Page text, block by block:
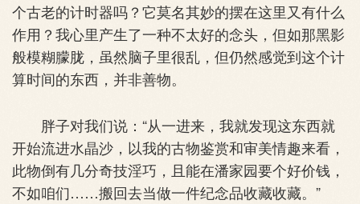
个古老的计时器吗？它莫名其妙的摆在这里又有什么
作用？我心里产生了一种不太好的念头，但如那黑影
般模糊朦胧，虽然脑子里很乱，但仍然感觉到这个计
算时间的东西，并非善物。
胖子对我们说：“从一进来，我就发现这东西就
开始流进水晶沙，以我的古物鉴赏和审美情趣来看，
此物倒有几分奇技淫巧，且能在潘家园要个好价钱，
不如咱们……搬回去当做一件纪念品收藏收藏。”